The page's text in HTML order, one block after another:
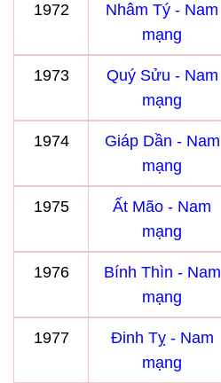
1972
Nhâm Tý - Nam
mạng
1973
Quý Sửu - Nam
mạng
1974
Giáp Dần - Nam
mạng
1975
Ất Mão - Nam
mạng
1976
Bính Thìn - Nam
mạng
1977
Đinh Tỵ - Nam
mạng